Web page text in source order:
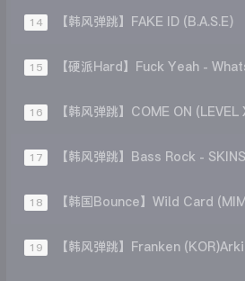
14 【韩风弹跳】FAKE ID (B.A.S.E)
15
16
17
18 【韩国Bounce】Wild Card
19